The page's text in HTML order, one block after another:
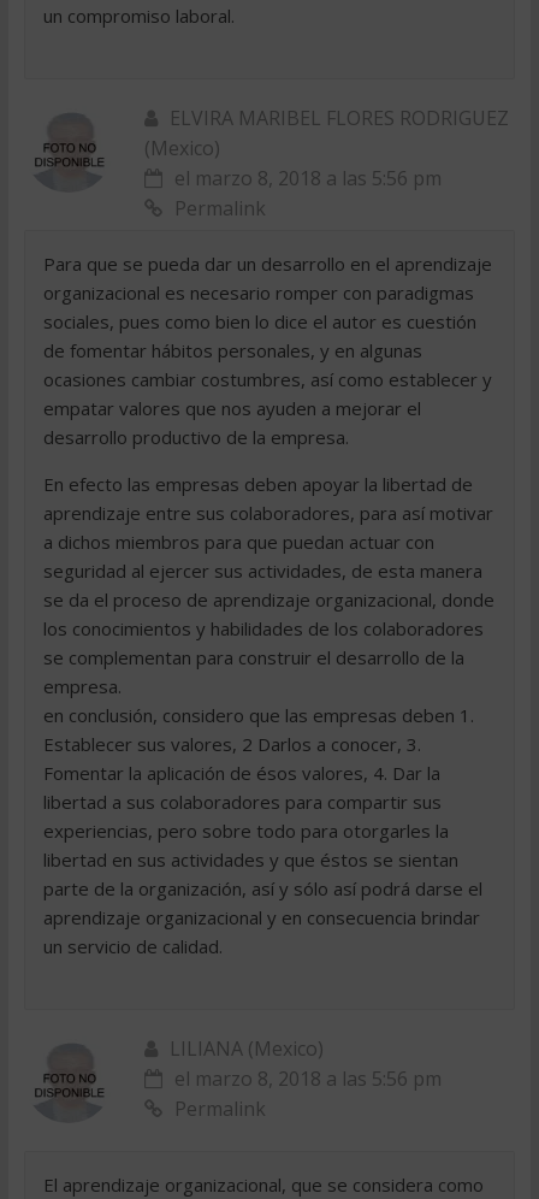
un compromiso laboral.
ELVIRA MARIBEL FLORES RODRIGUEZ
(Mexico)
el marzo 8, 2018 a las 5:56 pm
Permalink
Para que se pueda dar un desarrollo en el aprendizaje
organizacional es necesario romper con paradigmas
sociales, pues como bien lo dice el autor es cuestión
de fomentar hábitos personales, y en algunas
ocasiones cambiar costumbres, así como establecer y
empatar valores que nos ayuden a mejorar el
desarrollo productivo de la empresa.
En efecto las empresas deben apoyar la libertad de
aprendizaje entre sus colaboradores, para así motivar
a dichos miembros para que puedan actuar con
seguridad al ejercer sus actividades, de esta manera
se da el proceso de aprendizaje organizacional, donde
los conocimientos y habilidades de los colaboradores
se complementan para construir el desarrollo de la
empresa.
en conclusión, considero que las empresas deben 1.
Establecer sus valores, 2 Darlos a conocer, 3.
Fomentar la aplicación de ésos valores, 4. Dar la
libertad a sus colaboradores para compartir sus
experiencias, pero sobre todo para otorgarles la
libertad en sus actividades y que éstos se sientan
parte de la organización, así y sólo así podrá darse el
aprendizaje organizacional y en consecuencia brindar
un servicio de calidad.
LILIANA (Mexico)
el marzo 8, 2018 a las 5:56 pm
Permalink
El aprendizaje organizacional, que se considera como